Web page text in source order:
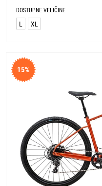
DOSTUPNE VELIČINE
L XL
15%